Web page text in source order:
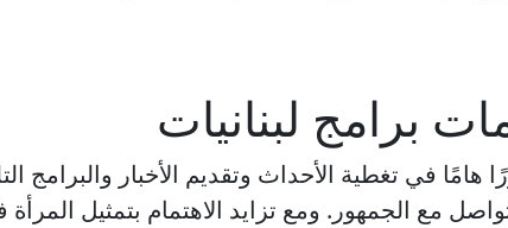
برامج لبنانيات
في تغطية الأحداث وتقديم الأخبار والبرامج
مع الجمهور. ومع تزايد الاهتمام بتمثيل